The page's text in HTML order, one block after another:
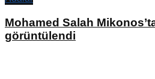
Mohamed Salah
görüntülendi